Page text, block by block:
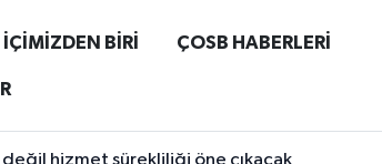
İÇİMİZDEN BİRİ ÇOSB HABERLERİ
hizmet sürekliliği öne çıkacak